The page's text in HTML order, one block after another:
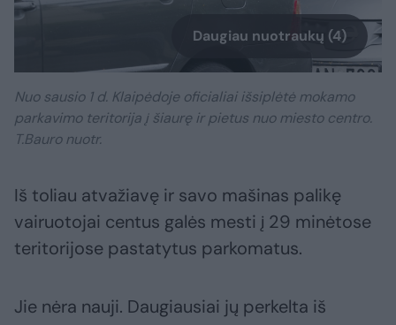
Daugiau nuotraukų (4)
Nuo sausio 1 d. Klaipėdoje oficialiai išsiplėtė mokamo
parkavimo teritorija į šiaurę ir pietus nuo miesto centro.
T.Bauro nuotr.
Iš toliau atvažiavę ir savo mašinas palikę
vairuotojai centus galės mesti į 29 minėtose
teritorijose pastatytus parkomatus.
Jie nėra nauji. Daugiausiai jų perkelta iš